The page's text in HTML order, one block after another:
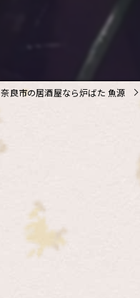
奈良市の居酒屋なら炉ばた 魚源